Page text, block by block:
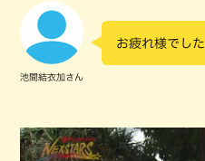
池間結衣加さん
お疲れ様でした